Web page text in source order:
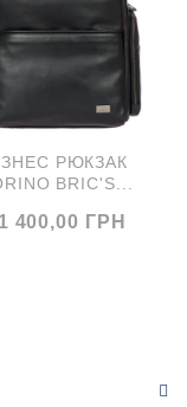
смартфонів
захисту. Рюкзак
ременями на
РЮКЗАК
BRIC'S...
400,00 ГРН